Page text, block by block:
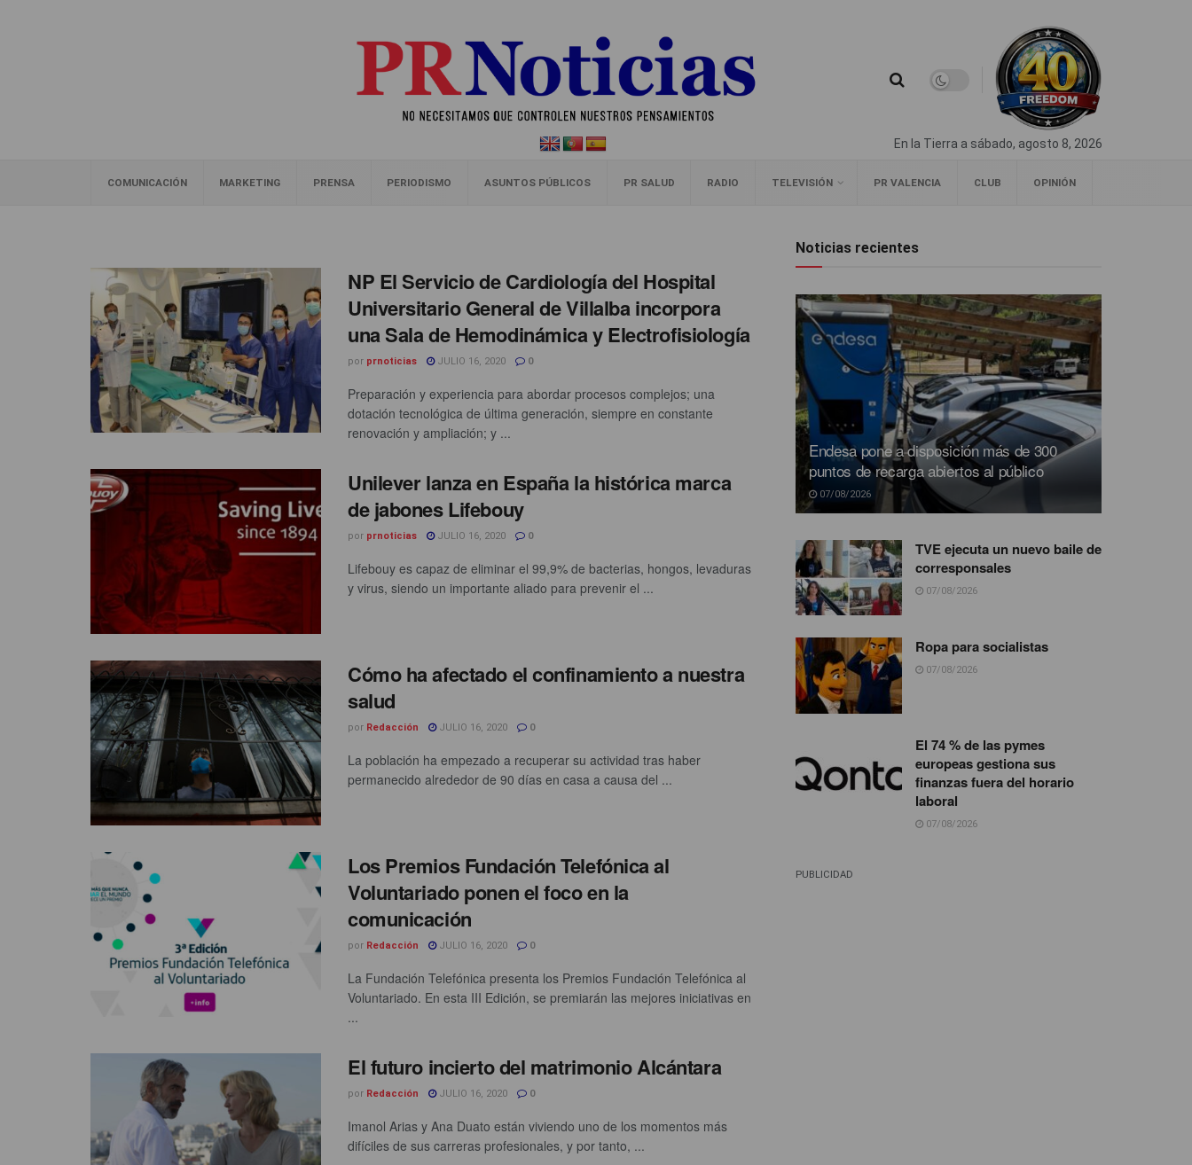
En la Tierra a sábado, agosto 8, 2026
COMUNICACIÓN MARKETING PRENSA PERIODISMO ASUNTOS PÚBLICOS PR SALUD RADIO TELEVISIÓN PR VALENCIA CLUB OPINIÓN
NP El Servicio de Cardiología del Hospital
Universitario General de Villalba incorpora
una Sala de Hemodinámica y Electrofisiología
por prnoticias JULIO 16, 2020 0
Preparación y experiencia para abordar procesos complejos; una
dotación tecnológica de última generación, siempre en constante
renovación y ampliación; y ...
Unilever lanza en España la histórica marca
de jabones Lifebouy
por prnoticias JULIO 16, 2020 0
Lifebouy es capaz de eliminar el 99,9% de bacterias, hongos, levaduras
y virus, siendo un importante aliado para prevenir el ...
Cómo ha afectado el confinamiento a nuestra
salud
por Redacción JULIO 16, 2020 0
La población ha empezado a recuperar su actividad tras haber
permanecido alrededor de 90 días en casa a causa del ...
Los Premios Fundación Telefónica al
Voluntariado ponen el foco en la
comunicación
por Redacción JULIO 16, 2020 0
La Fundación Telefónica presenta los Premios Fundación Telefónica al
Voluntariado. En esta III Edición, se premiarán las mejores iniciativas en
...
El futuro incierto del matrimonio Alcántara
por Redacción JULIO 16, 2020 0
Imanol Arias y Ana Duato están viviendo uno de los momentos más
difíciles de sus carreras profesionales, y por tanto, ...
Noticias recientes
Endesa pone a disposición más de 300
puntos de recarga abiertos al público
07/08/2026
TVE ejecuta un nuevo baile de
corresponsales
07/08/2026
Ropa para socialistas
07/08/2026
El 74 % de las pymes
europeas gestiona sus
finanzas fuera del horario
laboral
07/08/2026
PUBLICIDAD